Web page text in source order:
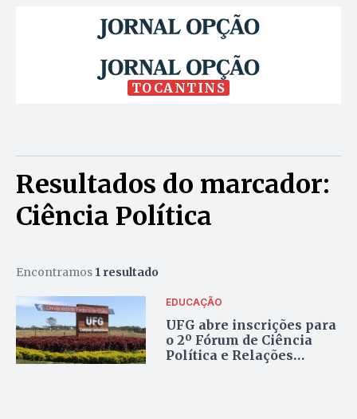
TOCANTINS
Resultados do marcador:
Ciência Política
Encontramos 1 resultado
EDUCAÇÃO
UFG abre inscrições para
o 2º Fórum de Ciência
Política e Relações